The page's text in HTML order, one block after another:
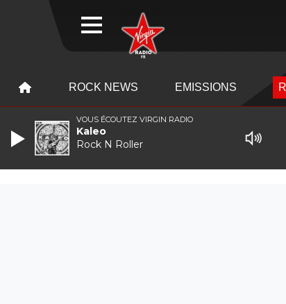
ROCK NEWS EMISSIONS
VOUS ÉCOUTEZ VIRGIN RADIO
Kaleo
Rock N Roller
WEBRADIO